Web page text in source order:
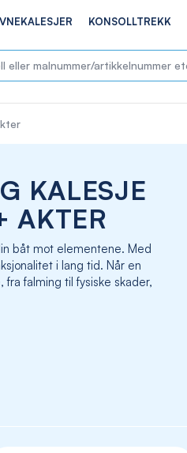
KONSOLLTREKK
KALESJE
AKTER
båt mot elementene. Med
i lang tid. Når en
falming til fysiske skader,